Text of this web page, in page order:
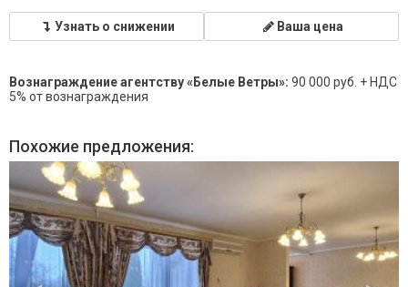
Узнать о снижении Ваша цена
Вознаграждение агентству «Белые Ветры»: 90 000 руб. + НДС
5% от вознаграждения
Похожие предложения: